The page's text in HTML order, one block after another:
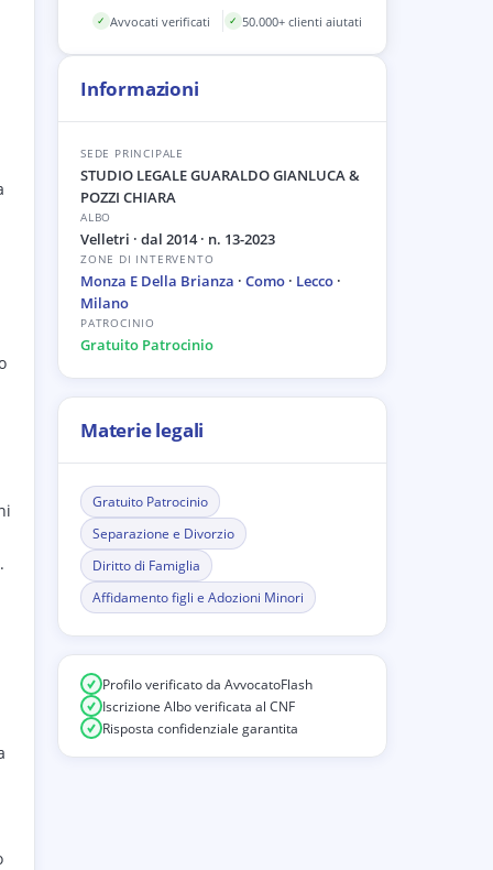
✓ Avvocati verificati ✓ 50.000+ clienti aiutati
Informazioni
SEDE PRINCIPALE
STUDIO LEGALE GUARALDO GIANLUCA &
POZZI CHIARA
ALBO
Velletri · dal 2014· n. 13-2023
ZONE DI INTERVENTO
Monza E Della Brianza · Como · Lecco ·
Milano
PATROCINIO
Gratuito Patrocinio
Materie legali
Gratuito Patrocinio
Separazione e Divorzio
Diritto di Famiglia
Affidamento figli e Adozioni Minori
Profilo verificato da AvvocatoFlash
Iscrizione Albo verificata al CNF
Risposta confidenziale garantita